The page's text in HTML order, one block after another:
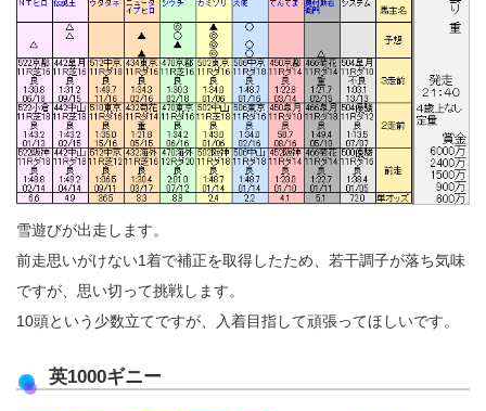
雪遊びが出走します。
前走思いがけない1着で補正を取得したため、若干調子が落ち気味
ですが、思い切って挑戦します。
10頭という少数立てですが、入着目指して頑張ってほしいです。
英1000ギニー